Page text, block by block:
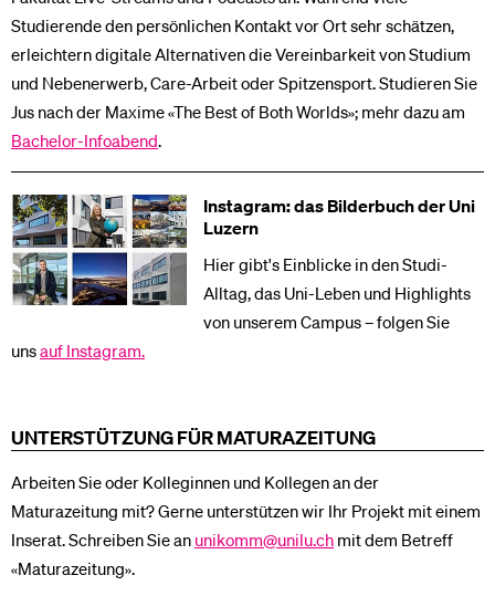
Studierende den persönlichen Kontakt vor Ort sehr schätzen,
erleichtern digitale Alternativen die Vereinbarkeit von Studium
und Nebenerwerb, Care-Arbeit oder Spitzensport. Studieren Sie
Jus nach der Maxime «The Best of Both Worlds»; mehr dazu am
Bachelor-Infoabend.
Instagram: das Bilderbuch der Uni
Luzern
Hier gibt's Einblicke in den Studi-
Alltag, das Uni-Leben und Highlights
von unserem Campus – folgen Sie
unsauf Instagram.
UNTERSTÜTZUNG FÜR MATURAZEITUNG
Arbeiten Sie oder Kolleginnen und Kollegen an der
Maturazeitung mit? Gerne unterstützen wir Ihr Projekt mit einem
Inserat. Schreiben Sie an unikomm@unilu.ch mit dem Betreff
«Maturazeitung».